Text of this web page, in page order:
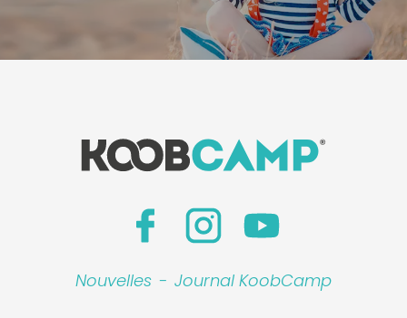
Leaflet |©Koobcamp S.r.l.
Nouvelles - Journal KoobCamp